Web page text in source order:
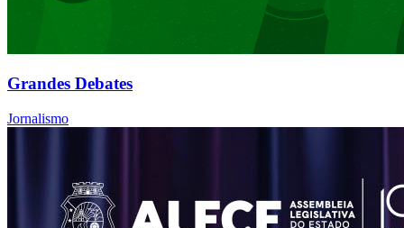
Grandes Debates
Jornalismo